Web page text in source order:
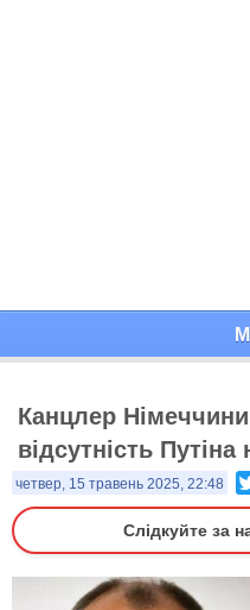
Канцлер
відсутність
четвер, 15 травень 2025, 22:48
Слідкуйте за